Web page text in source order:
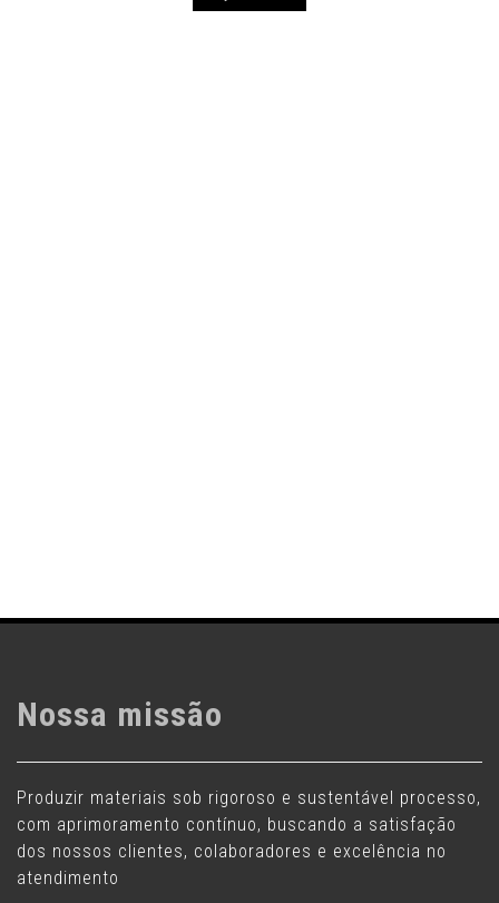
Nossa missão
Produzir materiais sob rigoroso e sustentável processo,
com aprimoramento contínuo, buscando a satisfação
dos nossos clientes, colaboradores e excelência no
atendimento